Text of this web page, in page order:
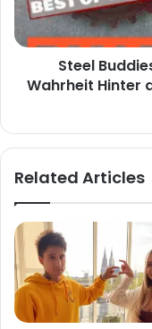
Wahrheit
den
Gerüchten
und
Dahinter
Steel
Wahrheit Hinter
Related Articles